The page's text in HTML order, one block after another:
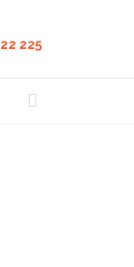
225
